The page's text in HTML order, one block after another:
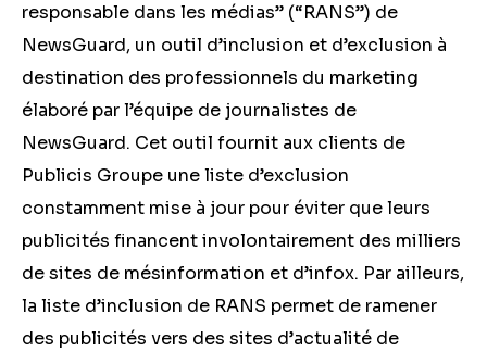
responsable dans les médias” (“RANS”) de
NewsGuard, un outil d’inclusion et d’exclusion à
destination des professionnels du marketing
élaboré par l’équipe de journalistes de
NewsGuard. Cet outil fournit aux clients de
Publicis Groupe une liste d’exclusion
constamment mise à jour pour éviter que leurs
publicités financent involontairement des milliers
de sites de mésinformation et d’infox. Par ailleurs,
la liste d’inclusion de RANS permet de ramener
des publicités vers des sites d’actualité de